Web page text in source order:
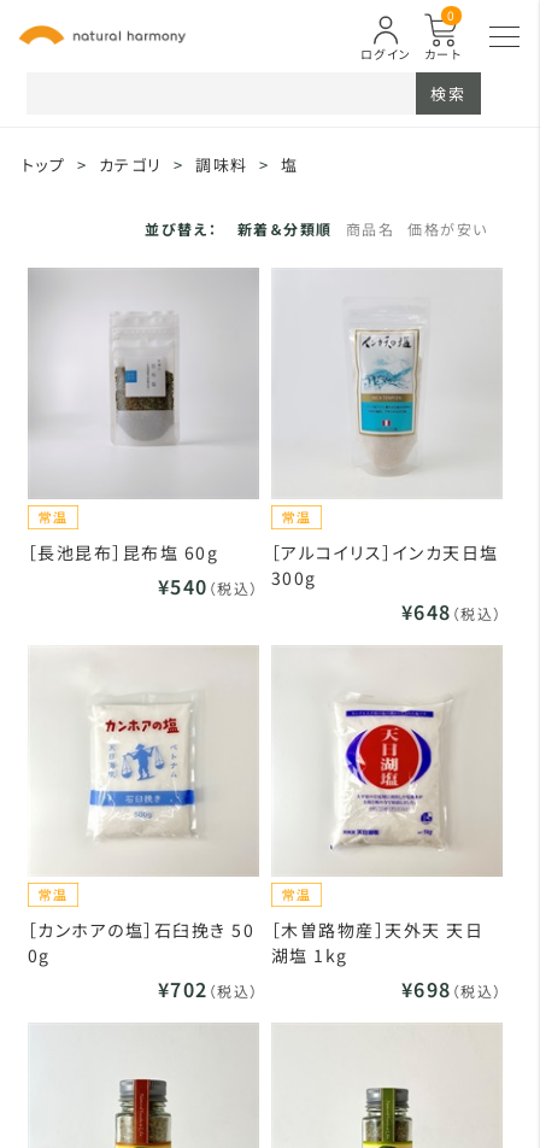
カート
0
ログイン
検索
トップ > カテゴリ > 調味料 > 塩
並び替え： 新着＆分類順 商品名 価格が安い
［長池昆布］昆布塩 60g
¥540 （税込）
［アルコイリス］インカ天日塩
300g
¥648 （税込）
［カンホアの塩］石臼挽き 50
0g
¥702 （税込）
［木曽路物産］天外天 天日
湖塩 1kg
¥698 （税込）